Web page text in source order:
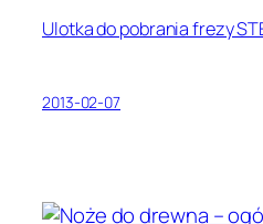
Ulotka do pobrania frezy
2013-02-07